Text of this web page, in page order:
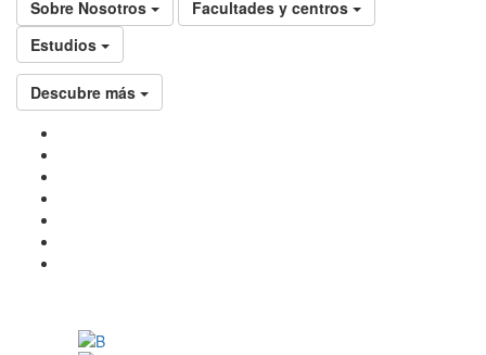
Sobre Nosotros
Facultades y centros
Estudios
Descubre más